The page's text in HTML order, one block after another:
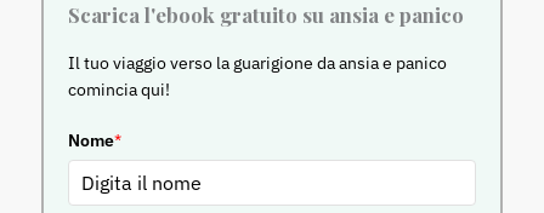
Scarica l'ebook gratuito su ansia e panico
Il tuo viaggio verso la guarigione da ansia e panico
comincia qui!
Nome*